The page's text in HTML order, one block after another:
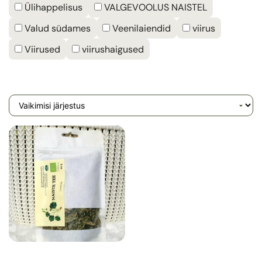
Ülihappelisus
VALGEVOOLUS NAISTEL
Valud südames
Veenilaiendid
viirus
Viirused
viirushaigused